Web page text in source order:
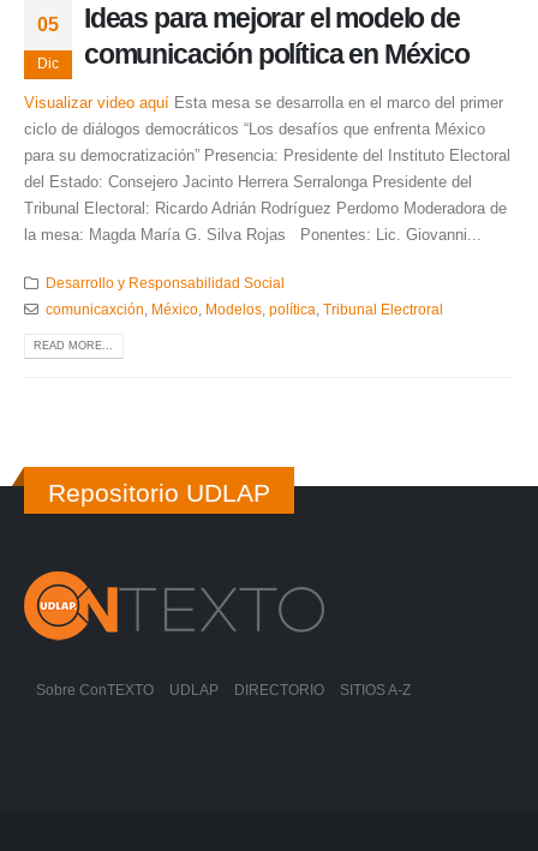
05
Dic
Ideas para mejorar el modelo de
comunicación política en México
Visualizar video aquí Esta mesa se desarrolla en el marco del primer
ciclo de diálogos democráticos “Los desafíos que enfrenta México
para su democratización” Presencia: Presidente del Instituto Electoral
del Estado: Consejero Jacinto Herrera Serralonga Presidente del
Tribunal Electoral: Ricardo Adrián Rodríguez Perdomo Moderadora de
la mesa: Magda María G. Silva Rojas Ponentes: Lic. Giovanni...
Desarrollo y Responsabilidad Social
comunicaxción
México, Modelos, política Tribunal Electroral
READ MORE...
Repositorio UDLAP
Sobre ConTEXTO UDLAP DIRECTORIO SITIOS A-Z